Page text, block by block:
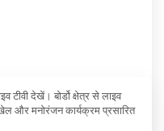
टीवी देखें। बोर्डो क्षेत्र से लाइव
और मनोरंजन कार्यक्रम प्रसारित